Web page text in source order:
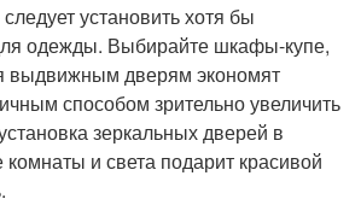
установить хотя бы
одежды. Выбирайте шкафы-купе,
выдвижным дверям экономят
способом зрительно увеличить
зеркальных дверей в
и света подарит красивой